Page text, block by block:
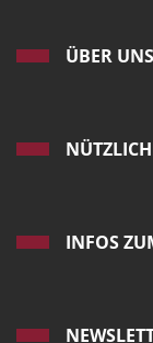
ÜBER UNS
INFOS